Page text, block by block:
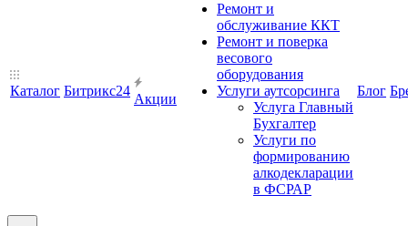
Каталог Битрикс24
Акции
Ремонт и
обслуживание ККТ
Ремонт и поверка
весового
оборудования
Услуги аутсорсинга
Услуга Главный
Бухгалтер
Услуги по
формированию
алкодекларации
в ФСРАР
Блог